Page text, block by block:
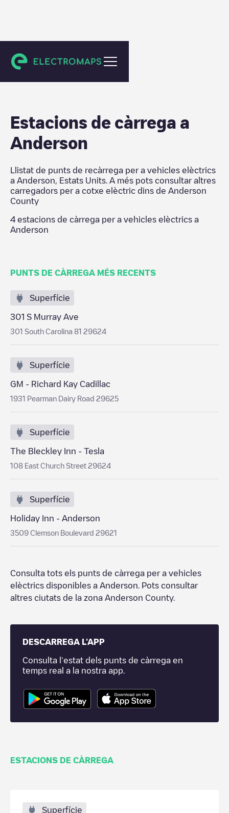
Anderson County
Estacions de càrrega a
Anderson
Llistat de punts de recàrrega per a vehicles elèctrics
a Anderson Estats Units . A més pots consultar altres
carregadors per a cotxe elèctric dins de Anderson
County
4 estacions de càrrega per a vehicles elèctrics a
Anderson
PUNTS DE CÀRREGA MÉS RECENTS
Superfície
301 S Murray Ave
301 South Carolina 81 29624
Superfície
GM - Richard Kay Cadillac
1931 Pearman Dairy Road 29625
Superfície
The Bleckley Inn - Tesla
108 East Church Street 29624
Superfície
Holiday Inn - Anderson
3509 Clemson Boulevard 29621
Consulta tots els punts de càrrega per a vehicles
elèctrics disponibles a Anderson . Pots consultar
altres ciutats de la zona Anderson County.
DESCARREGA L'APP
Consulta l'estat dels punts de càrrega en
temps real a la nostra app.
ESTACIONS DE CÀRREGA
Superfície